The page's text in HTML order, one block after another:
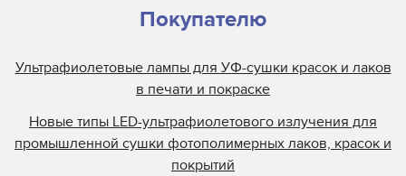
Покупателю
Ультрафиолетовые лампы для УФ-сушки красок и лаков
в печати и покраске
Новые типы LED-ультрафиолетового излучения для
промышленной сушки фотополимерных лаков, красок и
покрытий